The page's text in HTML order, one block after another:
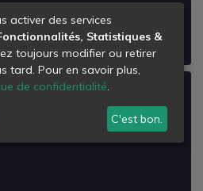
de Verberie
Saint-Denis
activer des services
Statistiques &
toujours modifier ou retirer
tard. Pour en savoir plus,
de confidentialité.
C'est bon.